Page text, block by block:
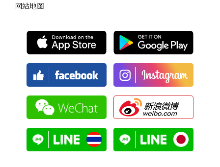
网站地图